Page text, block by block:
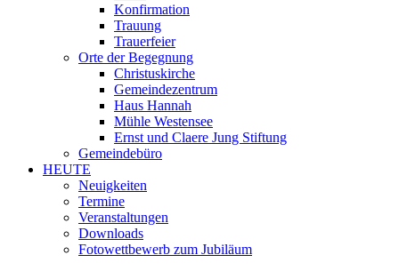
Konfirmation
Trauung
Trauerfeier
Orte der Begegnung
Christuskirche
Gemeindezentrum
Haus Hannah
Mühle Westensee
Ernst und Claere Jung Stiftung
Gemeindebüro
HEUTE
Neuigkeiten
Termine
Veranstaltungen
Downloads
Fotowettbewerb zum Jubiläum